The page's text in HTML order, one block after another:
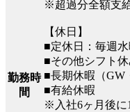
勤務時
間
※超過分全額支
【休日】
■定休日：毎週
■その他シフト休
■長期休暇（GW
■有給休暇
※入社6ヶ月後に